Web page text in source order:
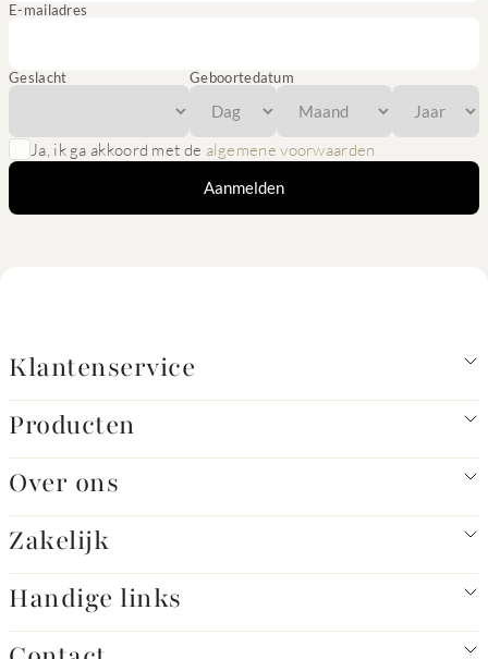
E-mailadres
Geslacht Geboortedatum
Ja, ik ga akkoord met de algemene voorwaarden
Aanmelden
Klantenservice
Producten
Over ons
Zakelijk
Handige links